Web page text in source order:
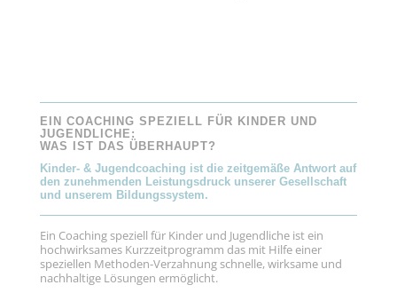
EIN COACHING SPEZIELL FÜR KINDER UND
JUGENDLICHE:
WAS IST DAS ÜBERHAUPT?
Kinder- & Jugendcoaching ist die zeitgemäße Antwort auf
den zunehmenden Leistungsdruck unserer Gesellschaft
und unserem Bildungssystem.
Ein Coaching speziell für Kinder und Jugendliche ist ein
hochwirksames Kurzzeitprogramm das mit Hilfe einer
speziellen Methoden-Verzahnung schnelle, wirksame und
nachhaltige Lösungen ermöglicht.